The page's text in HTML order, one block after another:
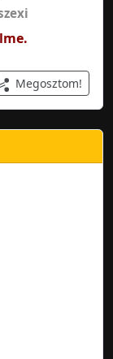
Megosztom!